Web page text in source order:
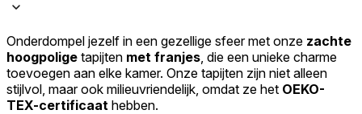
Onderdompel jezelf in een gezellige sfeer met onze zachte
hoogpolige tapijten met franjes , die een unieke charme
toevoegen aan elke kamer. Onze tapijten zijn niet alleen
stijlvol, maar ook milieuvriendelijk, omdat ze het OEKO-
TEX-certificaat hebben.
Weiger
Sla mijn voorkeuren op